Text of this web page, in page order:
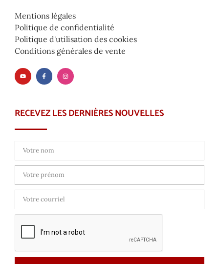
Mentions légales
Politique de confidentialité
Politique d'utilisation des cookies
Conditions générales de vente
RECEVEZ LES DERNIÈRES NOUVELLES